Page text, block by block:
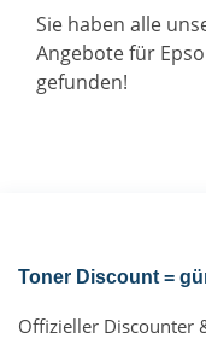
Sie haben alle
Angebote für
gefunden!
Toner Discount =
Offizieller Discounter